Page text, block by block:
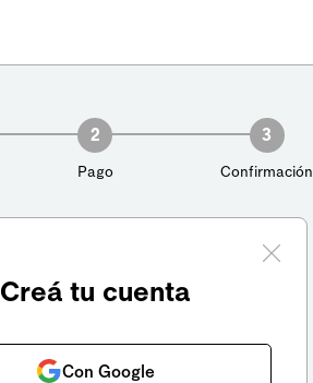
2
Pago
3
Confirmación
Creá tu cuenta
Con Google